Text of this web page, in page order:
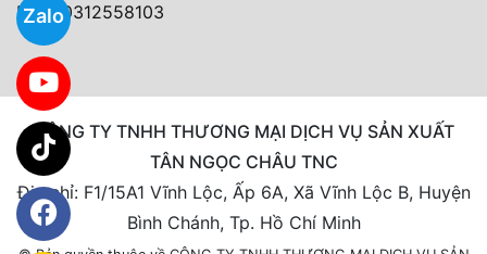
Zalo
MST: 0312558103
CÔNG TY TNHH THƯƠNG MẠI DỊCH VỤ SẢN XUẤT
TÂN NGỌC CHÂU TNC
Địa chỉ: F1/15A1 Vĩnh Lộc, Ấp 6A, Xã Vĩnh Lộc B, Huyện
Bình Chánh, Tp. Hồ Chí Minh